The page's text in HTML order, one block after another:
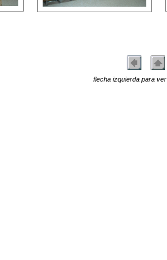
flecha izquierda para